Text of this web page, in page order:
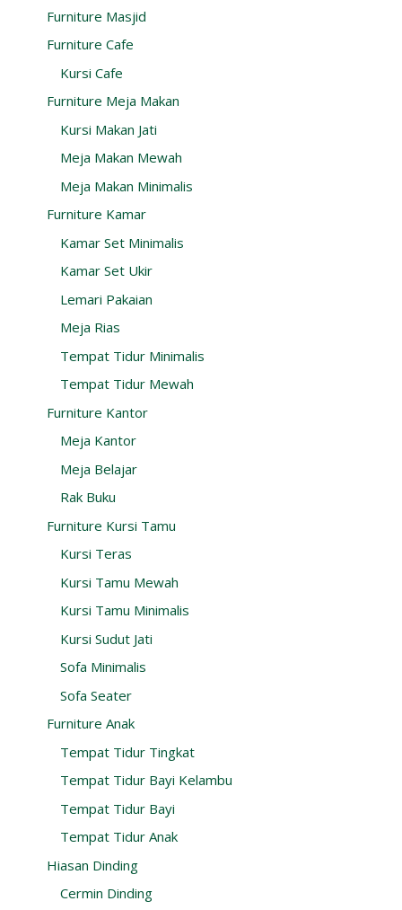
Furniture Masjid
Furniture Cafe
Kursi Cafe
Furniture Meja Makan
Kursi Makan Jati
Meja Makan Mewah
Meja Makan Minimalis
Furniture Kamar
Kamar Set Minimalis
Kamar Set Ukir
Lemari Pakaian
Meja Rias
Tempat Tidur Minimalis
Tempat Tidur Mewah
Furniture Kantor
Meja Kantor
Meja Belajar
Rak Buku
Furniture Kursi Tamu
Kursi Teras
Kursi Tamu Mewah
Kursi Tamu Minimalis
Kursi Sudut Jati
Sofa Minimalis
Sofa Seater
Furniture Anak
Tempat Tidur Tingkat
Tempat Tidur Bayi Kelambu
Tempat Tidur Bayi
Tempat Tidur Anak
Hiasan Dinding
Cermin Dinding